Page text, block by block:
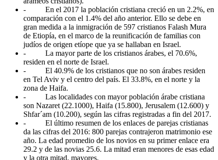
- En el 2017 la población cristiana creció en un 2.2%, en
comparación con el 1.4% del año anterior. Ello se debe en
gran medida a la inmigración de 597 cristianos Falash Mura
de Etiopía, en el marco de la reunificación de familias con
judíos de origen etíope que ya se hallaban en Israel.
- La mayor parte de los cristianos árabes, el 70.6%,
residen en el norte de Israel.
- El 40.9% de los cristianos que no son árabes residen
en Tel Aviv y el centro del país. El 33.8%, en el norte y la
zona de Haifa.
- Las localidades con mayor población árabe cristiana
son Nazaret (22.1000), Haifa (15.800), Jerusalem (12.600) y
Shfar´am (10.200), según las cifras registradas a fin del 2017.
- El último resumen de los enlaces de parejas cristianas
da las cifras del 2016: 800 parejas contrajeron matrimonio ese
año. La edad promedio de los novios en su primer enlace era
29.2 y de las novias 25.6. La mitad eran menores de esas edad
y la otra mitad, mayores.